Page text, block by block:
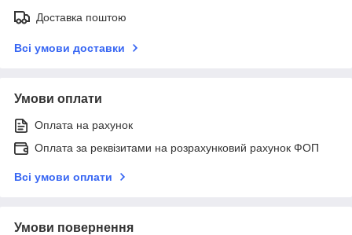
Доставка поштою
Всі умови доставки
Умови оплати
Оплата на рахунок
Оплата за реквізитами на розрахунковий рахунок ФОП
Всі умови оплати
Умови повернення